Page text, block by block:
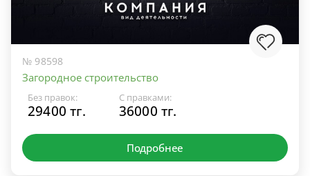
№ 98598
Загородное строительство
Без правок:
29400 тг.
С правками:
36000 тг.
Подробнее